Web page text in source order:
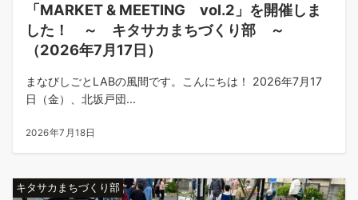
「MARKET & MEETING vol.2」を開催しま
した！ ～ キタサカまちづくり部 ～
（2026年7月17日）
まなびしごとLABの風間です。こんにちは！ 2026年7月17
日（金）、北坂戸団...
2026年7月18日
キタサカまちづくり部